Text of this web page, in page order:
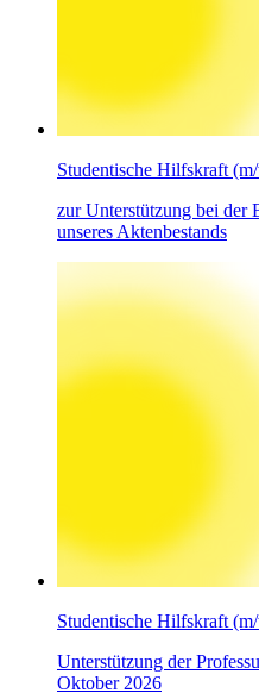
Studentische Hilfskraft
zur Unterstützung bei der
unseres Aktenbestands
Studentische Hilfskraft
Unterstützung der
Oktober 2026